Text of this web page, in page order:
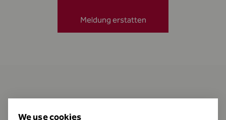
Meldung erstatten
We use cookies